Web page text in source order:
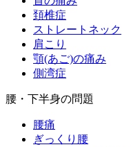
頚椎症
ストレートネック
肩こり
顎(あご)の痛み
側湾症
腰・下半身の問題
腰痛
ぎっくり腰